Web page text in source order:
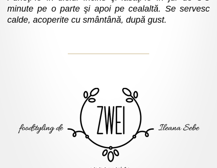
minute pe o parte şi apoi pe cealaltă. Se servesc
calde, acoperite cu smântână, după gust.